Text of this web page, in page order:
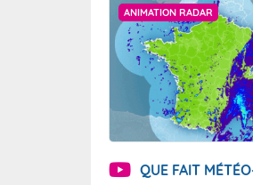
ANIMATION RADAR
QUE FAIT